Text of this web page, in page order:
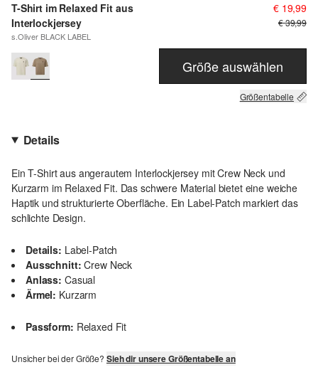
T-Shirt im Relaxed Fit aus
Interlockjersey
s.Oliver BLACK LABEL
€ 19,99
€ 39,99
Größe auswählen
Größentabelle
Details
Ein T-Shirt aus angerautem Interlockjersey mit Crew Neck und
Kurzarm im Relaxed Fit. Das schwere Material bietet eine weiche
Haptik und strukturierte Oberfläche. Ein Label-Patch markiert das
schlichte Design.
Details: Label-Patch
Ausschnitt: Crew Neck
Anlass: Casual
Ärmel: Kurzarm
Passform: Relaxed Fit
Unsicher bei der Größe? Sieh dir unsere Größentabelle an